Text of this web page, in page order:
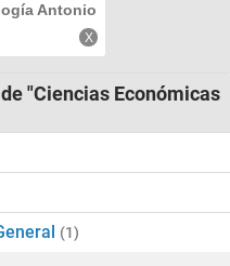
Antonio
"Ciencias Económicas
(1)